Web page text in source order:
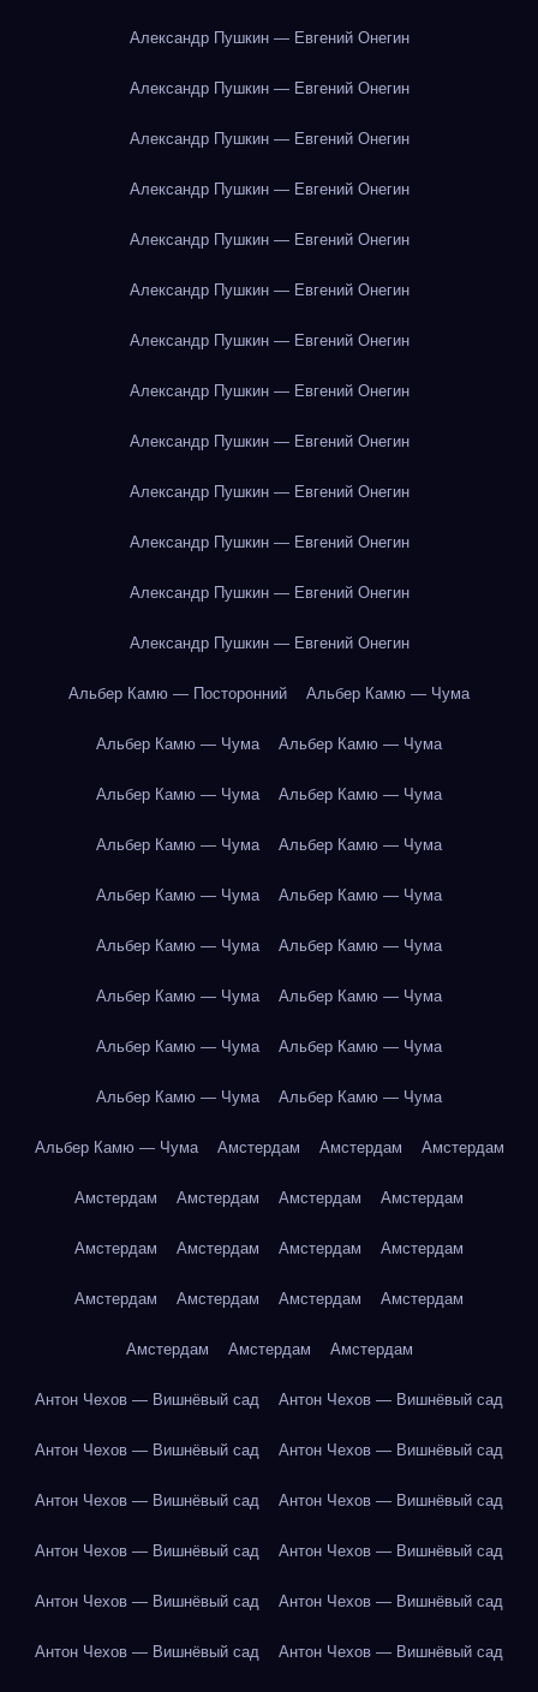
Александр Пушкин — Евгений Онегин
Александр Пушкин — Евгений Онегин
Александр Пушкин — Евгений Онегин
Александр Пушкин — Евгений Онегин
Александр Пушкин — Евгений Онегин
Александр Пушкин — Евгений Онегин
Александр Пушкин — Евгений Онегин
Александр Пушкин — Евгений Онегин
Александр Пушкин — Евгений Онегин
Александр Пушкин — Евгений Онегин
Александр Пушкин — Евгений Онегин
Александр Пушкин — Евгений Онегин
Александр Пушкин — Евгений Онегин
Альбер Камю — Посторонний Альбер Камю — Чума
Альбер Камю — Чума Альбер Камю — Чума
Альбер Камю — Чума Альбер Камю — Чума
Альбер Камю — Чума Альбер Камю — Чума
Альбер Камю — Чума Альбер Камю — Чума
Альбер Камю — Чума Альбер Камю — Чума
Альбер Камю — Чума Альбер Камю — Чума
Альбер Камю — Чума Альбер Камю — Чума
Альбер Камю — Чума Альбер Камю — Чума
Альбер Камю — Чума Амстердам Амстердам Амстердам
Амстердам Амстердам Амстердам Амстердам
Амстердам Амстердам Амстердам Амстердам
Амстердам Амстердам Амстердам Амстердам
Амстердам Амстердам Амстердам
Антон Чехов — Вишнёвый сад Антон Чехов — Вишнёвый сад
Антон Чехов — Вишнёвый сад Антон Чехов — Вишнёвый сад
Антон Чехов — Вишнёвый сад Антон Чехов — Вишнёвый сад
Антон Чехов — Вишнёвый сад Антон Чехов — Вишнёвый сад
Антон Чехов — Вишнёвый сад Антон Чехов — Вишнёвый сад
Антон Чехов — Вишнёвый сад Антон Чехов — Вишнёвый сад